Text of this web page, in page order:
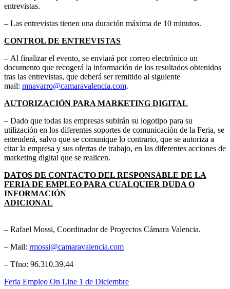
entrevistas.
– Las entrevistas tienen una duración máxima de 10 minutos.
CONTROL DE ENTREVISTAS
– Al finalizar el evento, se enviará por correo electrónico un
documento que recogerá la información de los resultados obtenidos
tras las entrevistas, que deberá ser remitido al siguiente
mail: mnavarro@camaravalencia.com.
AUTORIZACIÓN PARA MARKETING DIGITAL
– Dado que todas las empresas subirán su logotipo para su
utilización en los diferentes soportes de comunicación de la Feria, se
entenderá, salvo que se comunique lo contrario, que se autoriza a
citar la empresa y sus ofertas de trabajo, en las diferentes acciones de
marketing digital que se realicen.
DATOS DE CONTACTO DEL RESPONSABLE DE LA
FERIA DE EMPLEO PARA CUALQUIER DUDA O
INFORMACIÓN
ADICIONAL
– Rafael Mossi, Coordinador de Proyectos Cámara Valencia.
– Mail: rmossi@camaravalencia.com
– Tfno: 96.310.39.44
Feria Empleo On Line 1 de Diciembre